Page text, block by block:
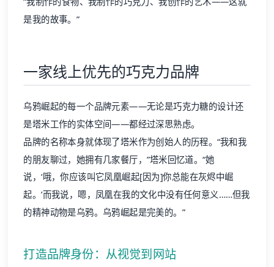
是我的故事。”
一家线上优先的巧克力品牌
乌鸦崛起的每一个品牌元素——无论是巧克力糖的设计还
是塔米工作的实体空间——都经过深思熟虑。
品牌的名称本身就体现了塔米作为创始人的历程。“我和我
的朋友聊过，她拥有几家餐厅，”塔米回忆道。“她
说，‘哦，你应该叫它凤凰崛起[因为]你总能在灰烬中崛
起。’而我说，嗯，凤凰在我的文化中没有任何意义……但我
的精神动物是乌鸦。乌鸦崛起是完美的。”
打造品牌身份：从视觉到网站